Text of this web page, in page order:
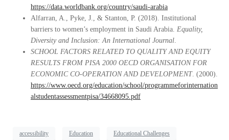
https://data.worldbank.org/country/saudi-arabia
Alfarran, A., Pyke, J., & Stanton, P. (2018). Institutional
barriers to women’s employment in Saudi Arabia. Equality,
Diversity and Inclusion: An International Journal
SCHOOL FACTORS RELATED TO QUALITY AND EQUITY
RESULTS FROM PISA 2000 OECD ORGANISATION FOR
ECONOMIC CO-OPERATION AND DEVELOPMENT. (2000).
https://www.oecd.org/education/school/programmeforinternation
alstudentassessmentpisa/34668095.pdf
accessibility Education Educational Challenges